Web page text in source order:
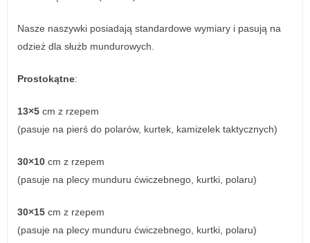
Nasze naszywki posiadają standardowe wymiary i pasują na
odzież dla służb mundurowych.
Prostokątne:
13×5 cm z rzepem
(pasuje na pierś do polarów, kurtek, kamizelek taktycznych)
30×10 cm z rzepem
(pasuje na plecy munduru ćwiczebnego, kurtki, polaru)
30×15 cm z rzepem
(pasuje na plecy munduru ćwiczebnego, kurtki, polaru)